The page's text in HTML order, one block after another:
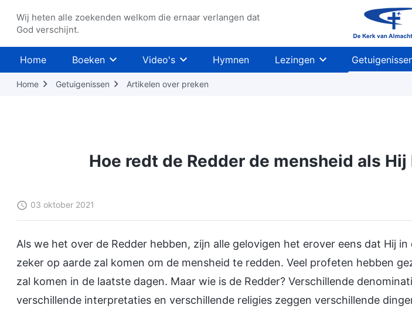
Wij heten alle zoekenden welkom die ernaar verlangen dat
God verschijnt.
Home Boeken Video's Hymnen Lezingen
Home Getuigenissen Artikelen over preken
Hoe redt de Redder de mensheid als Hij
03 oktober 2021
Als we het over de Redder hebben, zijn alle gelovigen het erover eens dat Hij in
zeker op aarde zal komen om de mensheid te redden. Veel profeten hebben
zal komen in de laatste dagen. Maar wie is de Redder? Verschillende
verschillende interpretaties en verschillende religies zeggen verschillende